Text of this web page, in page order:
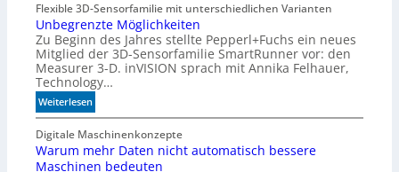
n
z
ä
z
i
s
o
n
f
ü
r
d
Flexible 3D-Sensorfamilie mit unterschiedlichen Varianten
Unbegrenzte Möglichkeiten
Zu Beginn des Jahres stellte Pepperl+Fuchs ein neues
Mitglied der 3D-Sensorfamilie SmartRunner vor: den
Measurer 3-D. inVISION sprach mit Annika Felhauer,
Technology…
Weiterlesen:
U
n
b
e
Digitale Maschinenkonzepte
Warum mehr Daten nicht automatisch bessere
Maschinen bedeuten